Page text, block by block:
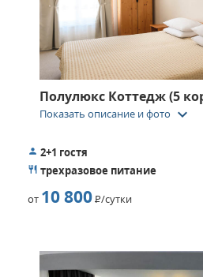
Полулюкс Коттедж (5
Показать описание и фото keyboard_arrow_down
2+1 гостя
трехразовое питание
от 10 800Р/сутки